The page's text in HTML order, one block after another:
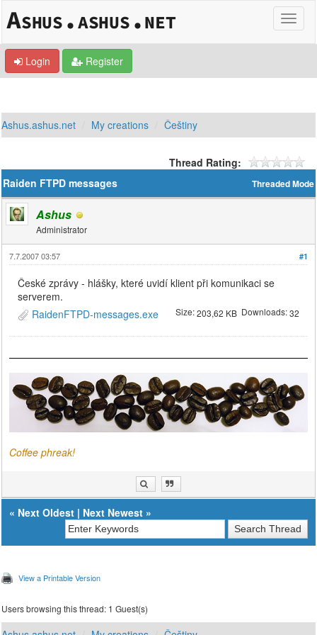
Login Register
Ashus.ashus.net My creations Češtiny
Thread Rating:
Threaded Mode
Raiden FTPD messages
Ashus
Administrator
#1
7.7.2007 03:57
České zprávy - hlášky, které uvidí klient při komunikaci se
serverem.
RaidenFTPD-messages.exe
Size:203,62 KBDownloads:32
Coffee phreak!
« Next Oldest | Next Newest »
View a Printable Version
Users browsing this thread: 1 Guest(s)